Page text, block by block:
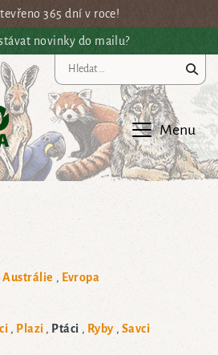
365 dní v roce!
novinky do mailu?
Menu
Austrálie Evropa
Plazi Ptáci Ryby Savci